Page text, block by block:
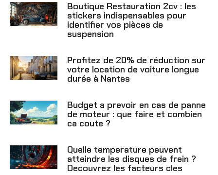
Boutique Restauration 2cv : les
stickers indispensables pour
identifier vos pièces de
suspension
Profitez de 20% de réduction sur
votre location de voiture longue
durée à Nantes
Budget a prevoir en cas de panne
de moteur : que faire et combien
ca coute ?
Quelle temperature peuvent
atteindre les disques de frein ?
Decouvrez les facteurs cles